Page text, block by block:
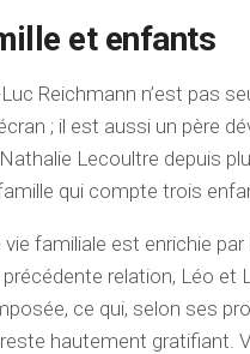
et enfants
Reichmann n’est pas
; il est aussi un père
Lecoultre depuis
qui compte trois
vie familiale est enrichie
précédente relation, Léo et
ce qui, selon ses
hautement gratifiant.